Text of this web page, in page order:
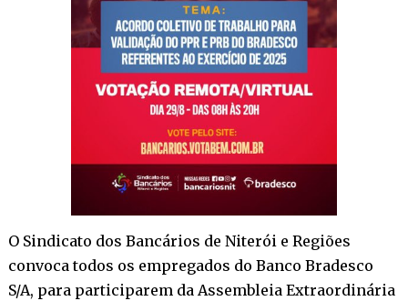
O Sindicato dos Bancários de Niterói e Regiões
convoca todos os empregados do Banco Bradesco
S/A, para participarem da Assembleia Extraordinária